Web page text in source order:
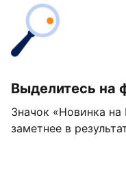
Выделитесь на
Значок «Новинка на
заметнее в